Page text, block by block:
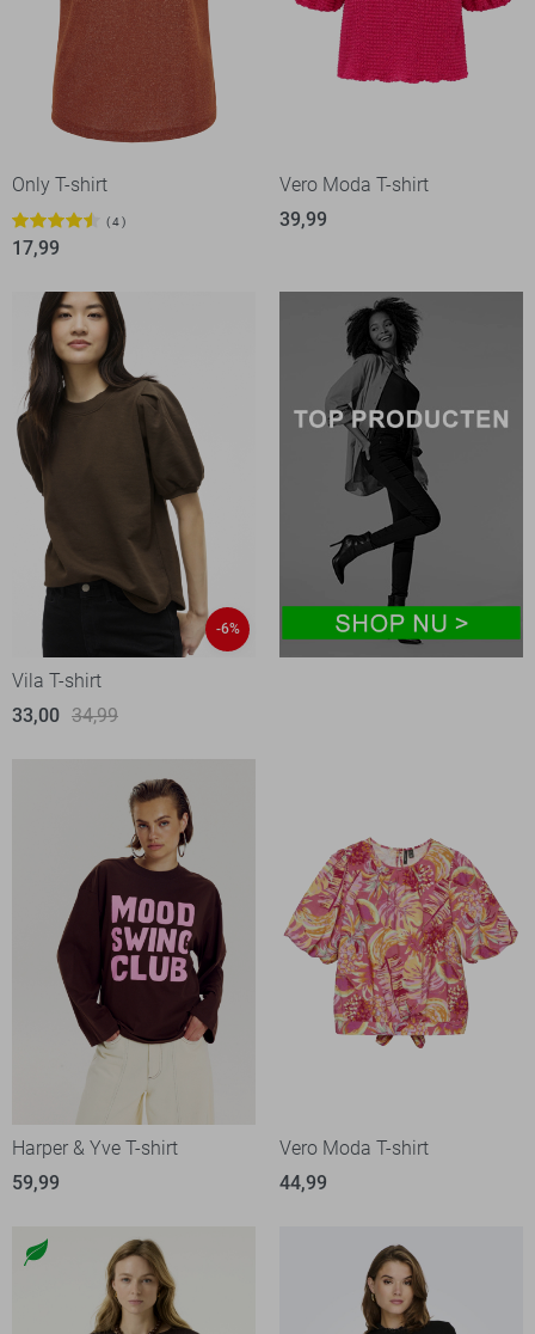
Only T-shirt
4
17,99
Vero Moda T-shirt
39,99
-6%
Vila T-shirt
33,00 34,99
Harper & Yve T-shirt
59,99
Vero Moda T-shirt
44,99